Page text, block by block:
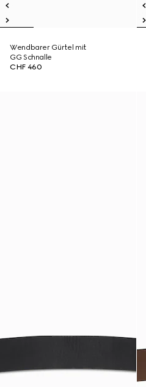
Wendbarer Gürtel mit
GG Schnalle
CHF 460